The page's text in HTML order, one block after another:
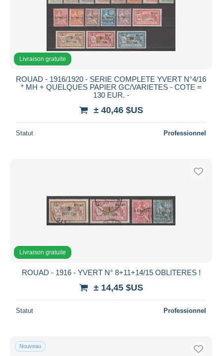
Livraison gratuite
ROUAD - 1916/1920 - SERIE COMPLETE YVERT N°4/16
* MH + QUELQUES PAPIER GC/VARIETES - COTE =
130 EUR. -
± 40,46 $US
Statut Professionnel
Livraison gratuite
ROUAD - 1916 - YVERT N° 8+11+14/15 OBLITERES !
± 14,45 $US
Statut Professionnel
Nouveau